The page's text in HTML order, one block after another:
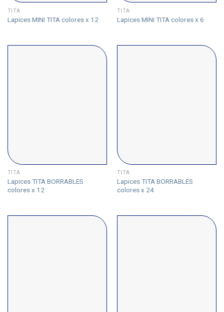
TITA
Lapices MINI TITA colores x 12
TITA
Lapices MINI TITA colores x 6
TITA
Lapices TITA BORRABLES
colores x 12
TITA
Lapices TITA BORRABLES
colores x 24